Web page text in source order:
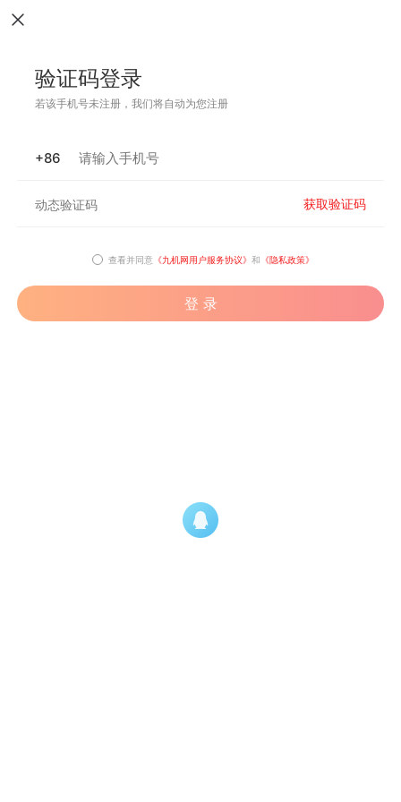
验证码登录
若该手机号未注册，我们将自动为您注册
+86
获取验证码
查看并同意 《九机网用户服务协议》 和 《隐私政策》
登 录